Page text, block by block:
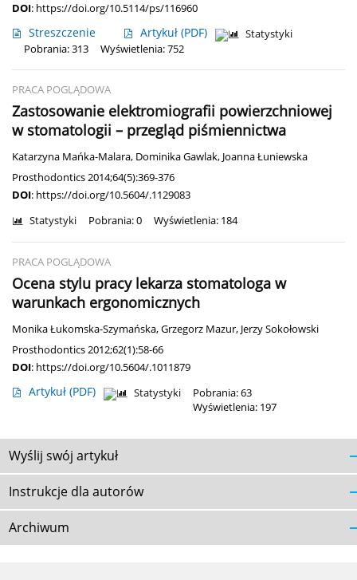
DOI: https://doi.org/10.5114/ps/116960
Streszczenie Artykuł (PDF)
Statystyki
Pobrania: 313
Wyświetlenia: 752
PRACA POGLĄDOWA
Zastosowanie elektromiografii powierzchniowej
w stomatologii – przegląd piśmiennictwa
Katarzyna Mańka-Malara, Dominika Gawlak, Joanna Łuniewska
Prosthodontics 2014;64(5):369-376
DOI: https://doi.org/10.5604/.1129083
Statystyki Pobrania: 0 Wyświetlenia: 184
PRACA POGLĄDOWA
Ocena stylu pracy lekarza stomatologa w
warunkach ergonomicznych
Monika Łukomska-Szymańska,Grzegorz Mazur, Jerzy Sokołowski
Prosthodontics 2012;62(1):58-66
DOI: https://doi.org/10.5604/.1011879
Artykuł (PDF) Statystyki
Pobrania: 63
Wyświetlenia: 197
Wyślij swój artykuł
Instrukcje dla autorów
Archiwum